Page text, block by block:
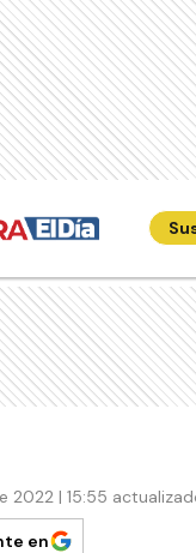
2022 | 15:55
en